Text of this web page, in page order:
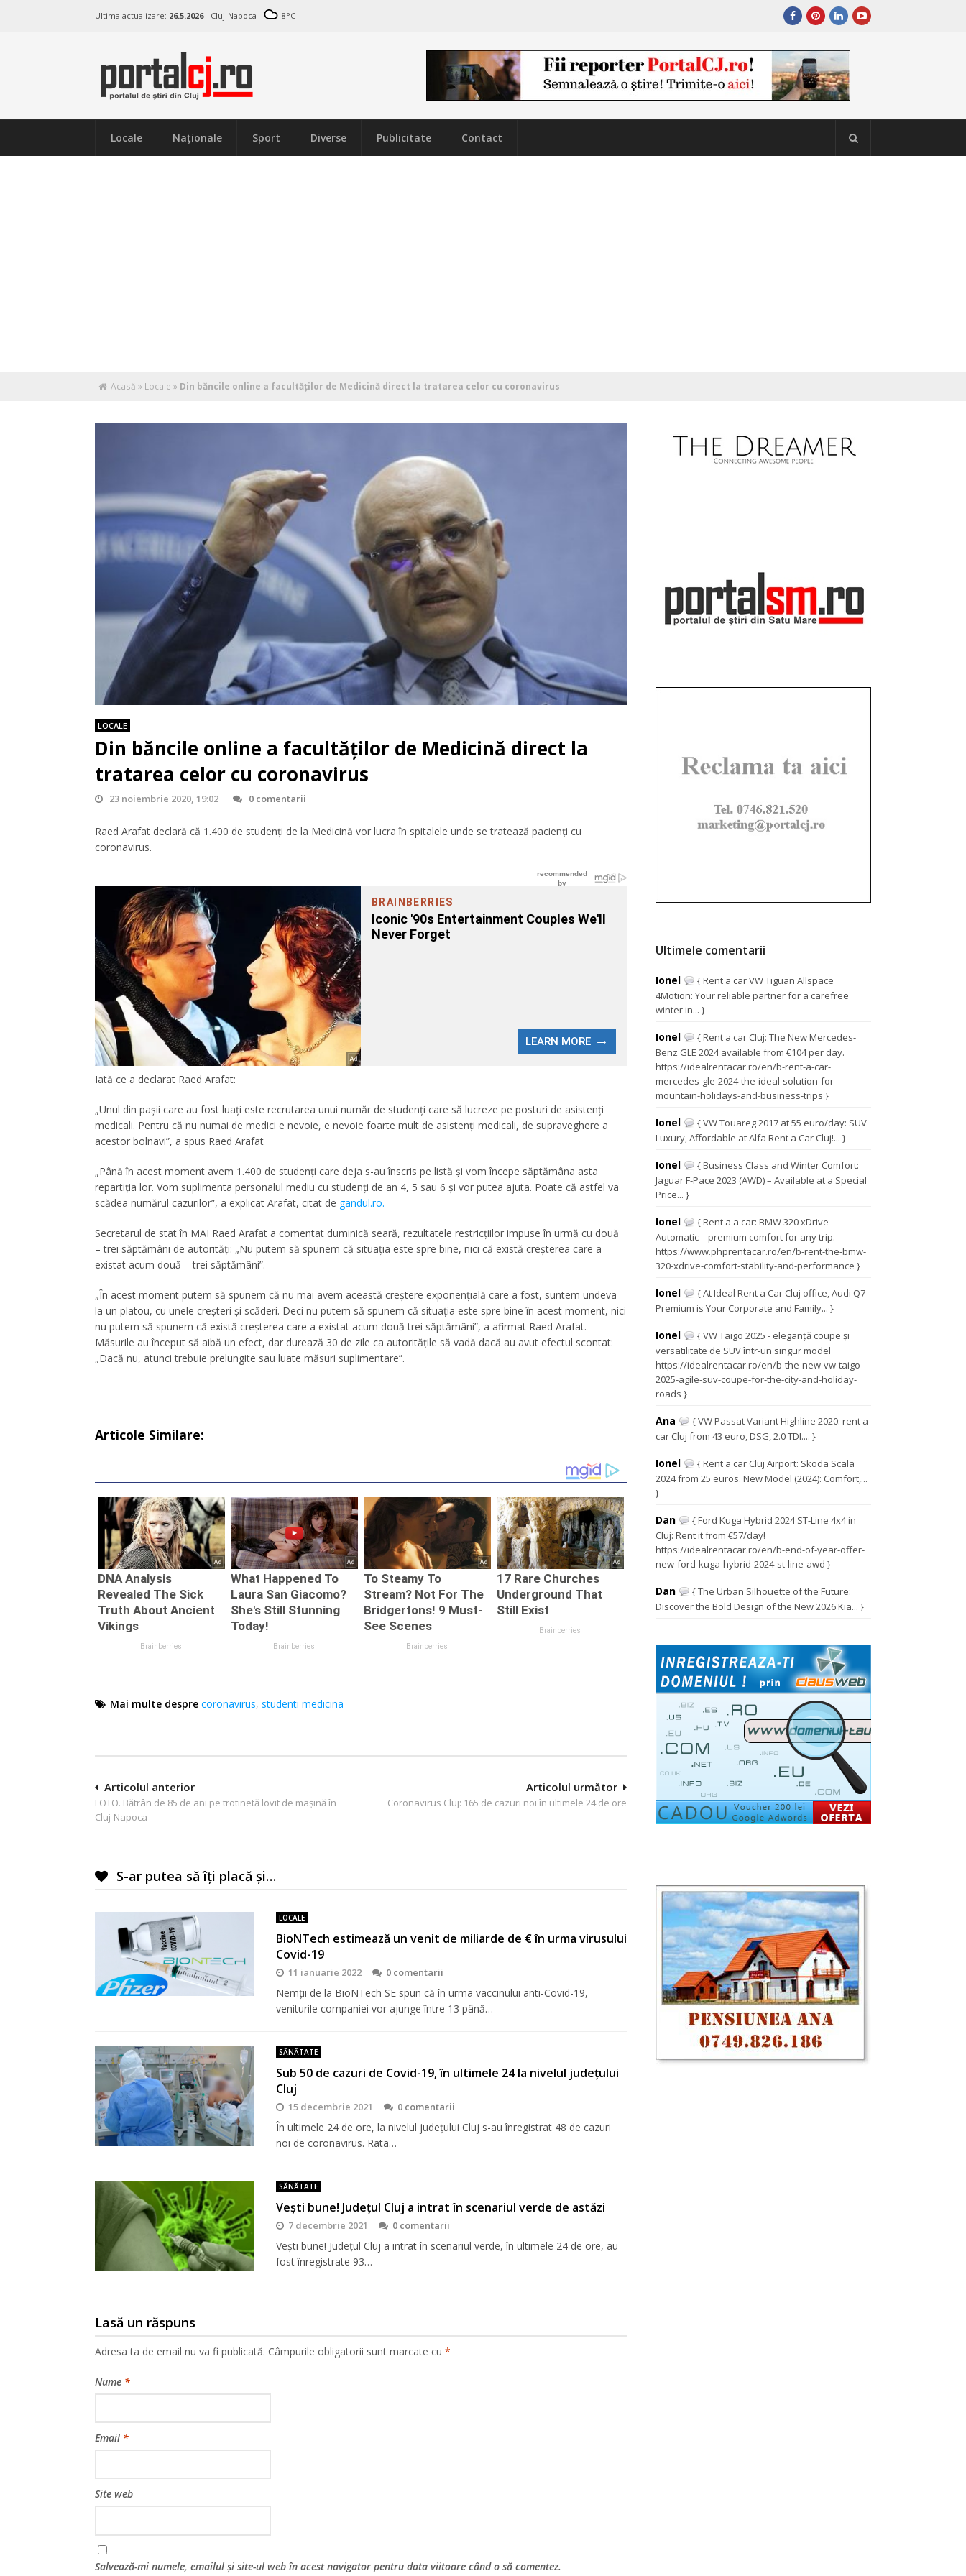
Ultima actualizare: 26.5.2026 Cluj-Napoca 8°C
Locale Naţionale Sport Diverse Publicitate Contact
Acasă » Locale » Din băncile online a facultăților de Medicină direct la tratarea celor cu coronavirus
LOCALE
Din băncile online a facultăților de Medicină direct la
tratarea celor cu coronavirus
23 noiembrie 2020, 19:02 0 comentarii
Raed Arafat declară că 1.400 de studenți de la Medicină vor lucra în spitalele unde se tratează pacienți cu
coronavirus.
Iată ce a declarat Raed Arafat:
„Unul din pașii care au fost luați este recrutarea unui număr de studenți care să lucreze pe posturi de asistenți
medicali. Pentru că nu numai de medici e nevoie, e nevoie foarte mult de asistenți medicali, de supraveghere a
acestor bolnavi”, a spus Raed Arafat
„Până în acest moment avem 1.400 de studenți care deja s-au înscris pe listă și vom începe săptămâna asta
repartiția lor. Vom suplimenta personalul mediu cu studenți de an 4, 5 sau 6 și vor putea ajuta. Poate că astfel va
scădea numărul cazurilor”, a explicat Arafat, citat de gandul.ro.
Secretarul de stat în MAI Raed Arafat a comentat duminică seară, rezultatele restricțiilor impuse în urmă cu două
– trei săptămâni de autorități: „Nu putem să spunem că situația este spre bine, nici că există creșterea care a
existat acum două – trei săptămâni”.
„În acest moment putem să spunem că nu mai avem această creștere exponențială care a fost, suntem undeva
la un platou, cu unele creșteri și scăderi. Deci nu putem să spunem că situația este spre bine în acest moment, nici
nu putem să spunem că există creșterea care a existat acum două trei săptămâni”, a afirmat Raed Arafat.
Măsurile au început să aibă un efect, dar durează 30 de zile ca autoritățile să vadă dacă au avut efectul scontat:
„Dacă nu, atunci trebuie prelungite sau luate măsuri suplimentare”.
Articole Similare:
Mai multe despre coronavirus, studenti medicina
Navigare
în
Articolul următor
Coronavirus Cluj: 165 de cazuri noi în ultimele 24 de ore
Articolul anterior
FOTO. Bătrân de 85 de ani pe trotinetă lovit de mașină în
Cluj-Napoca
S-ar putea să îți placă și…
LOCALE
BioNTech estimează un venit de miliarde de € în urma virusului
Covid-19
11 ianuarie 2022 0 comentarii
Nemții de la BioNTech SE spun că în urma vaccinului anti-Covid-19,
veniturile companiei vor ajunge între 13 până…
SĂNĂTATE
Sub 50 de cazuri de Covid-19, în ultimele 24 la nivelul județului
Cluj
15 decembrie 2021 0 comentarii
În ultimele 24 de ore, la nivelul județului Cluj s-au înregistrat 48 de cazuri
noi de coronavirus. Rata…
SĂNĂTATE
Vești bune! Județul Cluj a intrat în scenariul verde de astăzi
7 decembrie 2021 0 comentarii
Vești bune! Județul Cluj a intrat în scenariul verde, în ultimele 24 de ore, au
fost înregistrate 93…
Lasă un răspuns
Adresa ta de email nu va fi publicată. Câmpurile obligatorii sunt marcate cu *
Nume *
Email *
Site web
Salvează-mi numele, emailul și site-ul web în acest navigator pentru data viitoare când o să comentez.
Ultimele comentarii
Ionel
{ Rent a car VW Tiguan Allspace
4Motion: Your reliable partner for a carefree
winter in... }
Ionel
{ Rent a car Cluj: The New Mercedes-
Benz GLE 2024 available from €104 per day.
https://idealrentacar.ro/en/b-rent-a-car-
mercedes-gle-2024-the-ideal-solution-for-
mountain-holidays-and-business-trips }
Ionel
{ VW Touareg 2017 at 55 euro/day: SUV
Luxury, Affordable at Alfa Rent a Car Cluj!... }
Ionel
{ Business Class and Winter Comfort:
Jaguar F-Pace 2023 (AWD) – Available at a Special
Price... }
Ionel
{ Rent a a car: BMW 320 xDrive
Automatic – premium comfort for any trip.
https://www.phprentacar.ro/en/b-rent-the-bmw-
320-xdrive-comfort-stability-and-performance }
Ionel
{ At Ideal Rent a Car Cluj office, Audi Q7
Premium is Your Corporate and Family... }
Ionel
{ VW Taigo 2025 - eleganță coupe și
versatilitate de SUV într-un singur model
https://idealrentacar.ro/en/b-the-new-vw-taigo-
2025-agile-suv-coupe-for-the-city-and-holiday-
roads }
Ana
{ VW Passat Variant Highline 2020: rent a
car Cluj from 43 euro, DSG, 2.0 TDI.... }
Ionel
{ Rent a car Cluj Airport: Skoda Scala
2024 from 25 euros. New Model (2024): Comfort,...
}
Dan
{ Ford Kuga Hybrid 2024 ST-Line 4x4 in
Cluj: Rent it from €57/day!
https://idealrentacar.ro/en/b-end-of-year-offer-
new-ford-kuga-hybrid-2024-st-line-awd }
Dan
{ The Urban Silhouette of the Future:
Discover the Bold Design of the New 2026 Kia... }